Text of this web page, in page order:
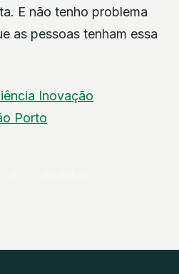
E não tenho problema
as pessoas tenham essa
Inovação
Porto